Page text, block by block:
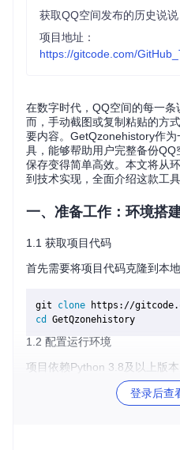
获取QQ空间发布的历史说说
项目地址：
https://gitcode.com/
在数字时代，QQ空间的每一
而，手动截图或复制粘贴的方
要内容。GetQzonehistory作
具，能够帮助用户完整备份
保存变得简单高效。本文将从
到技术实现，全面介绍这款工
一、准备工作：环境搭
1.1 获取项目代码
首先需要将项目代码克隆到本
git clone
cd
1.2 配置运行环境
项目依赖Python 3.8及以上版
# 创建并激活虚拟环境（可选但
登录后查